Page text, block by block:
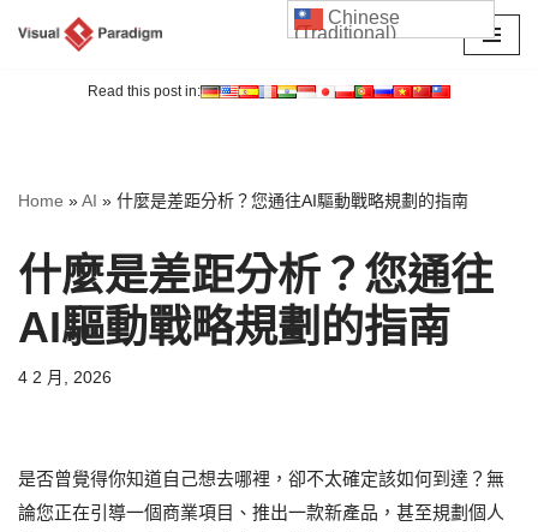
Read this post in:
Home »AI » 什麼是差距分析？您通往AI驅動戰略規劃的指南
什麼是差距分析？您通往
AI驅動戰略規劃的指南
4 2 月, 2026
是否曾覺得你知道自己想去哪裡，卻不太確定該如何到達？無
論您正在引導一個商業項目、推出一款新產品，甚至規劃個人
Chinese
(Traditional)